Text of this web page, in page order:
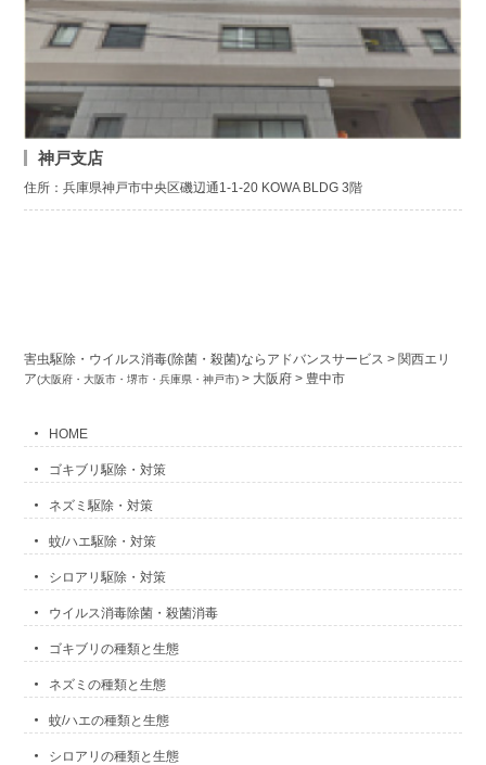
神戸支店
住所：兵庫県神戸市中央区磯辺通1-1-20 KOWA BLDG 3階
害虫駆除・ウイルス消毒(除菌・殺菌)ならアドバンスサービス >関西エリ
ア(大阪府・大阪市・堺市・兵庫県・神戸市) > 大阪府 > 豊中市
HOME
ゴキブリ駆除・対策
ネズミ駆除・対策
蚊/ハエ駆除・対策
シロアリ駆除・対策
ウイルス消毒除菌・殺菌消毒
ゴキブリの種類と生態
ネズミの種類と生態
蚊/ハエの種類と生態
シロアリの種類と生態